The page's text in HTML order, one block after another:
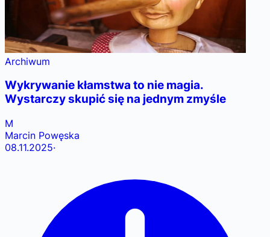
Archiwum
Wykrywanie kłamstwa to nie magia.
Wystarczy skupić się na jednym zmyśle
M
Marcin Powęska
08.11.2025·